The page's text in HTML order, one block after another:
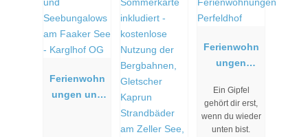
Ferienwohn
ungen und
Ferienwohn
ungen
Ein Gipfel
gehört dir erst,
wenn du wieder
unten bist.